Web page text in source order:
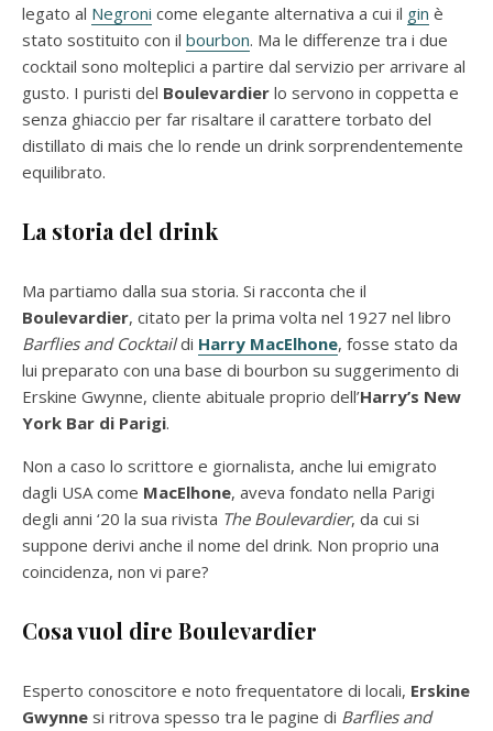
legato al Negroni come elegante alternativa a cui il gin è
stato sostituito con il bourbon. Ma le differenze tra i due
cocktail sono molteplici a partire dal servizio per arrivare al
gusto. I puristi del Boulevardier lo servono in coppetta e
senza ghiaccio per far risaltare il carattere torbato del
distillato di mais che lo rende un drink sorprendentemente
equilibrato.
La storia del drink
Ma partiamo dalla sua storia. Si racconta che il
Boulevardier, citato per la prima volta nel 1927 nel libro
Barflies and Cocktaildi Harry MacElhone, fosse stato da
lui preparato con una base di bourbon su suggerimento di
Erskine Gwynne, cliente abituale proprio dell’Harry’s New
York Bar di Parigi.
Non a caso lo scrittore e giornalista, anche lui emigrato
dagli USA come MacElhone, aveva fondato nella Parigi
degli anni ‘20 la sua rivista The Boulevardier, da cui si
suppone derivi anche il nome del drink. Non proprio una
coincidenza, non vi pare?
Cosa vuol dire Boulevardier
Esperto conoscitore e noto frequentatore di locali, Erskine
Gwynne si ritrova spesso tra le pagine di Barflies and